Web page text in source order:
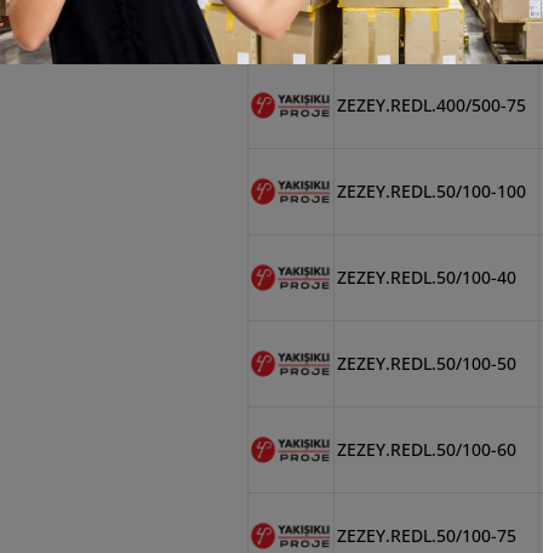
ZEZEY.REDL.400/500-60
ZEZEY.REDL.400/500-75
ZEZEY.REDL.50/100-100
ZEZEY.REDL.50/100-40
ZEZEY.REDL.50/100-50
ZEZEY.REDL.50/100-60
ZEZEY.REDL.50/100-75